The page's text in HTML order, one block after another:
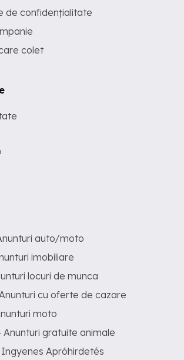
de confidențialitate
colet
auto/moto
imobiliare
locuri de munca
cu oferte de cazare
moto
Anunturi gratuite animale
Apróhirdetés